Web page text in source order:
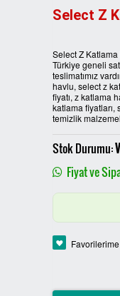
AHŞAP
ATIK
Select Z
Select Z
Türkiye geneli
teslimatımız
havlu, select z
fiyatı, z katlama
katlama fiyatları,
temizlik
Stok Durumu:
Fiyat ve